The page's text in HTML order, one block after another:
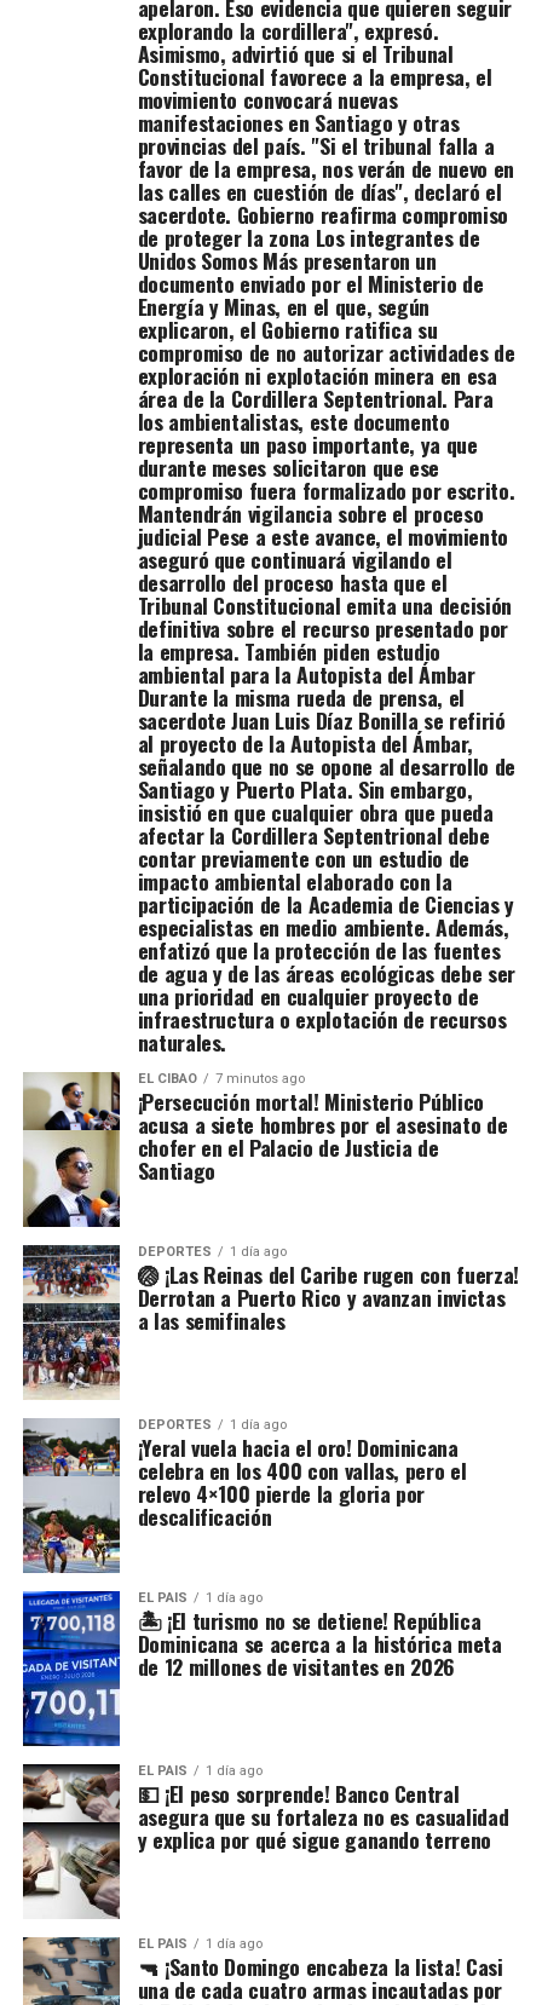
minera en esa
Septentrional.
ambientalistas,
este documento
representa un
importante, ya
solicitaron que
ese compromiso
formalizado por
vigilancia sobre
judicial Pese a
este avance, el
desarrollo del
proceso hasta
que el Tribunal
Constitucional
definitiva sobre
presentado por
También piden
ambiental para
la Autopista del
Ámbar Durante
la misma rueda
sacerdote Juan
Luis Díaz Bonilla
se refirió al
proyecto de la
Autopista del
Ámbar,
señalando que
no se opone al
desarrollo de
Santiago y
Puerto Plata.
Sin embargo,
insistió en que
cualquier obra
que pueda
afectar la
Cordillera
Septentrional
debe contar
previamente con
un estudio de
impacto
ambiental
elaborado con la
participación de
la Academia de
Ciencias y
especialistas en
medio ambiente.
Además,
enfatizó que la
protección de
las fuentes de
agua y de las
áreas
ecológicas debe
ser una
prioridad en
cualquier
proyecto de
infraestructura
o explotación de
recursos
apelaron. Eso evidencia que quieren seguir
explorando la cordillera", expresó.
Asimismo, advirtió que si el Tribunal
Constitucional favorece a la empresa, el
movimiento convocará nuevas
manifestaciones en Santiago y otras
provincias del país. "Si el tribunal falla a
favor de la empresa, nos verán de nuevo en
las calles en cuestión de días", declaró el
sacerdote. Gobierno reafirma compromiso
de proteger la zona Los integrantes de
Unidos Somos Más presentaron un
documento enviado por el Ministerio de
Energía y Minas, en el que, según
explicaron, el Gobierno ratifica su
compromiso de no autorizar actividades de
exploración ni explotación minera en esa
área de la Cordillera Septentrional. Para
los ambientalistas, este documento
representa un paso importante, ya que
durante meses solicitaron que ese
compromiso fuera formalizado por escrito.
Mantendrán vigilancia sobre el proceso
judicial Pese a este avance, el movimiento
aseguró que continuará vigilando el
desarrollo del proceso hasta que el
Tribunal Constitucional emita una decisión
definitiva sobre el recurso presentado por
la empresa. También piden estudio
ambiental para la Autopista del Ámbar
Durante la misma rueda de prensa, el
sacerdote Juan Luis Díaz Bonilla se refirió
al proyecto de la Autopista del Ámbar,
señalando que no se opone al desarrollo de
Santiago y Puerto Plata. Sin embargo,
insistió en que cualquier obra que pueda
afectar la Cordillera Septentrional debe
contar previamente con un estudio de
impacto ambiental elaborado con la
participación de la Academia de Ciencias y
especialistas en medio ambiente. Además,
enfatizó que la protección de las fuentes
de agua y de las áreas ecológicas debe ser
una prioridad en cualquier proyecto de
infraestructura o explotación de recursos
naturales.
EL CIBAO 7 minutos ago
¡Persecución mortal! Ministerio Público
acusa a siete hombres por el asesinato de
chofer en el Palacio de Justicia de
Santiago
DEPORTES 1 día ago
🏐 ¡Las Reinas del Caribe rugen con fuerza!
Derrotan a Puerto Rico y avanzan invictas
a las semifinales
DEPORTES 1 día ago
¡Yeral vuela hacia el oro! Dominicana
celebra en los 400 con vallas, pero el
relevo 4×100 pierde la gloria por
descalificación
EL PAIS 1 día ago
🏝️ ¡El turismo no se detiene! República
Dominicana se acerca a la histórica meta
de 12 millones de visitantes en 2026
EL PAIS 1 día ago
💵 ¡El peso sorprende! Banco Central
asegura que su fortaleza no es casualidad
y explica por qué sigue ganando terreno
EL PAIS 1 día ago
🔫 ¡Santo Domingo encabeza la lista! Casi
una de cada cuatro armas incautadas por